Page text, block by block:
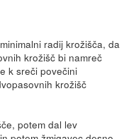
radij krožišča, da
krožišč bi namreč
k sreči povečini
krožišč
potem dal lev